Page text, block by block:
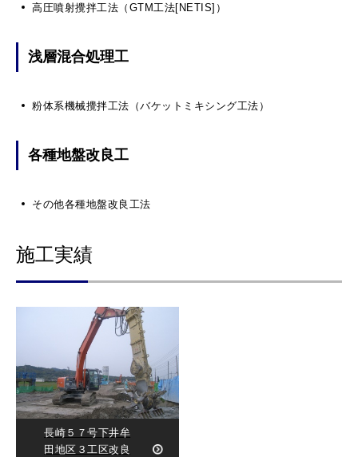
高圧噴射攪拌工法（GTM工法[NETIS]）
浅層混合処理工
粉体系機械攪拌工法（バケットミキシング工法）
各種地盤改良工
その他各種地盤改良工法
施工実績
長崎５７号下井牟
田地区３工区改良